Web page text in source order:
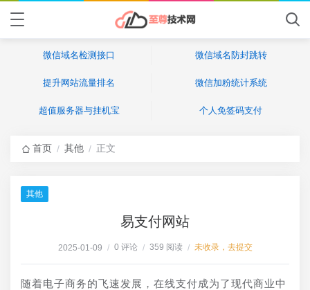
微信域名检测接口 微信域名防封跳转
提升网站流量排名 微信加粉统计系统
超值服务器与挂机宝 个人免签码支付
首页 / 其他 / 正文
其他
易支付网站
2025-01-09 / 0 评论 / 359 阅读 / 未收录，去提交
随着电子商务的飞速发展，在线支付成为了现代商业中